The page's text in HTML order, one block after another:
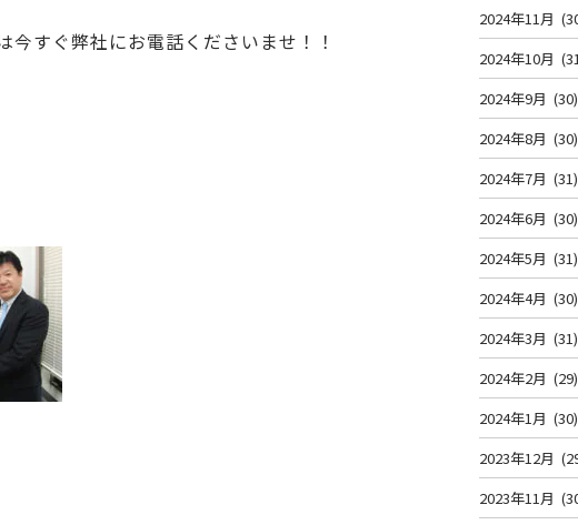
すぐ弊社にお電話くださいませ！！
2024年11月
2024年10月
2024年9月 (30)
2024年8月 (30)
2024年7月 (31)
2024年6月 (30)
2024年5月 (31)
2024年4月 (30)
2024年3月 (31)
2024年2月 (29)
2024年1月 (30)
2023年12月
2023年11月